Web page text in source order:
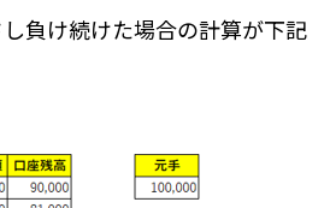
負け続けた場合の計算が下記